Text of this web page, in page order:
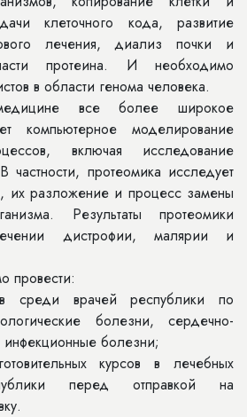
клеточного кода, развитие
лечения, диализ почки и
протеина. И необходимо
в области генома человека.
все более широкое
компьютерное моделирование
включая исследование
частности, протеомика исследует
их разложение и процесс замены
Результаты протеомики
дистрофии, малярии и
провести:
среди врачей республики по
болезни, сердечно-
болезни;
курсов в лечебных
перед отправкой на